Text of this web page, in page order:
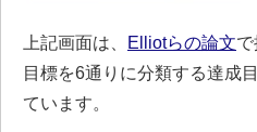
上記画面は、 Elliotらの論文
目標を6通りに分類する達成
ています。